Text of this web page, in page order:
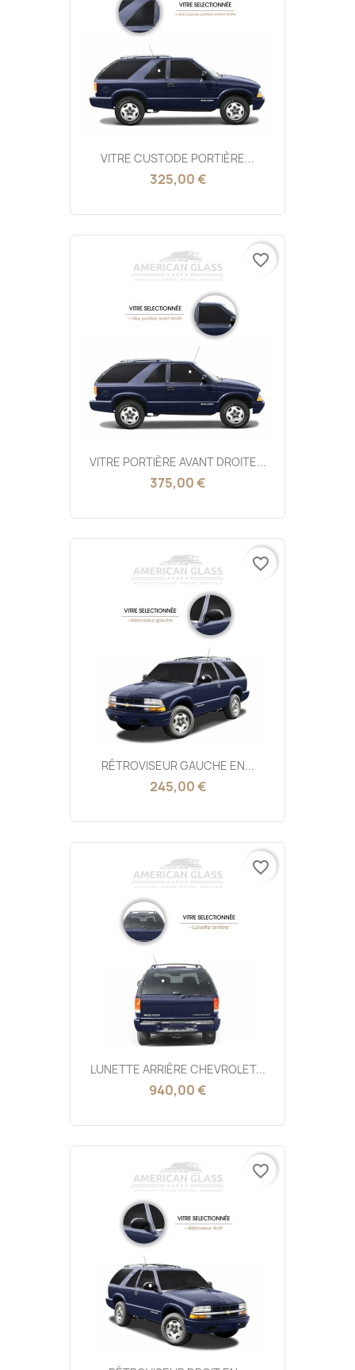
VITRE CUSTODE PORTIÈRE...
325,00 €
VITRE PORTIÈRE AVANT DROITE...
375,00 €
favorite_border
RÉTROVISEUR GAUCHE EN...
245,00 €
favorite_border
LUNETTE ARRIÈRE CHEVROLET...
940,00 €
favorite_border
favorite_border